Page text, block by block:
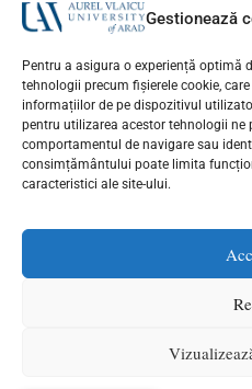
Gestionează
Pentru a asigura o experiență optimă
tehnologii precum fișierele cookie,
informațiilor de pe dispozitivul
pentru utilizarea acestor tehnologii ne
comportamentul de navigare sau
consimțământului poate limita
caracteristici ale site-ului.
Copyright © 2026 UAV